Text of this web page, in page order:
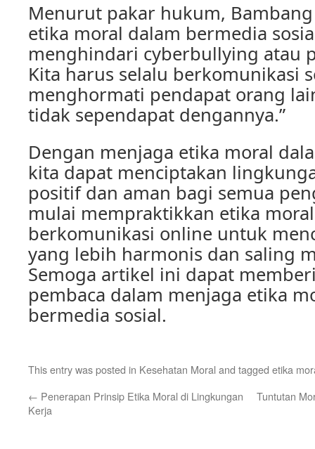
Menurut pakar hukum,
etika moral dalam bermedia
menghindari cyberbullying atau
Kita harus selalu berkomunikasi
menghormati pendapat orang
tidak sependapat dengannya.”
Dengan menjaga etika moral
kita dapat menciptakan
positif dan aman bagi semua
mulai mempraktikkan etika
berkomunikasi online untuk
yang lebih harmonis dan saling
Semoga artikel ini dapat
pembaca dalam menjaga etika
bermedia sosial.
This entry was posted in Kesehatan Moral and tagged etika
← Penerapan Prinsip Etika Moral di Lingkungan
Kerja
Tuntutan